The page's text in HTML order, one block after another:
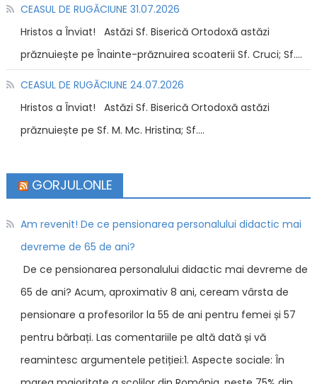
CEASUL DE RUGĂCIUNE 31.07.2026
Hristos a Înviat! Astăzi Sf. Biserică Ortodoxă astăzi
prăznuiește pe Înainte-prăznuirea scoaterii Sf. Cruci; Sf....
CEASUL DE RUGĂCIUNE 24.07.2026
Hristos a Înviat! Astăzi Sf. Biserică Ortodoxă astăzi
prăznuiește pe Sf. M. Mc. Hristina; Sf....
GORJUL.ONLE
Am revenit! De ce pensionarea personalului didactic mai
devreme de 65 de ani?
De ce pensionarea personalului didactic mai devreme de
65 de ani? Acum, aproximativ 8 ani, ceream vârsta de
pensionare a profesorilor la 55 de ani pentru femei și 57
pentru bărbați. Las comentariile pe altă dată și vă
reamintesc argumentele petiției:1. Aspecte sociale: În